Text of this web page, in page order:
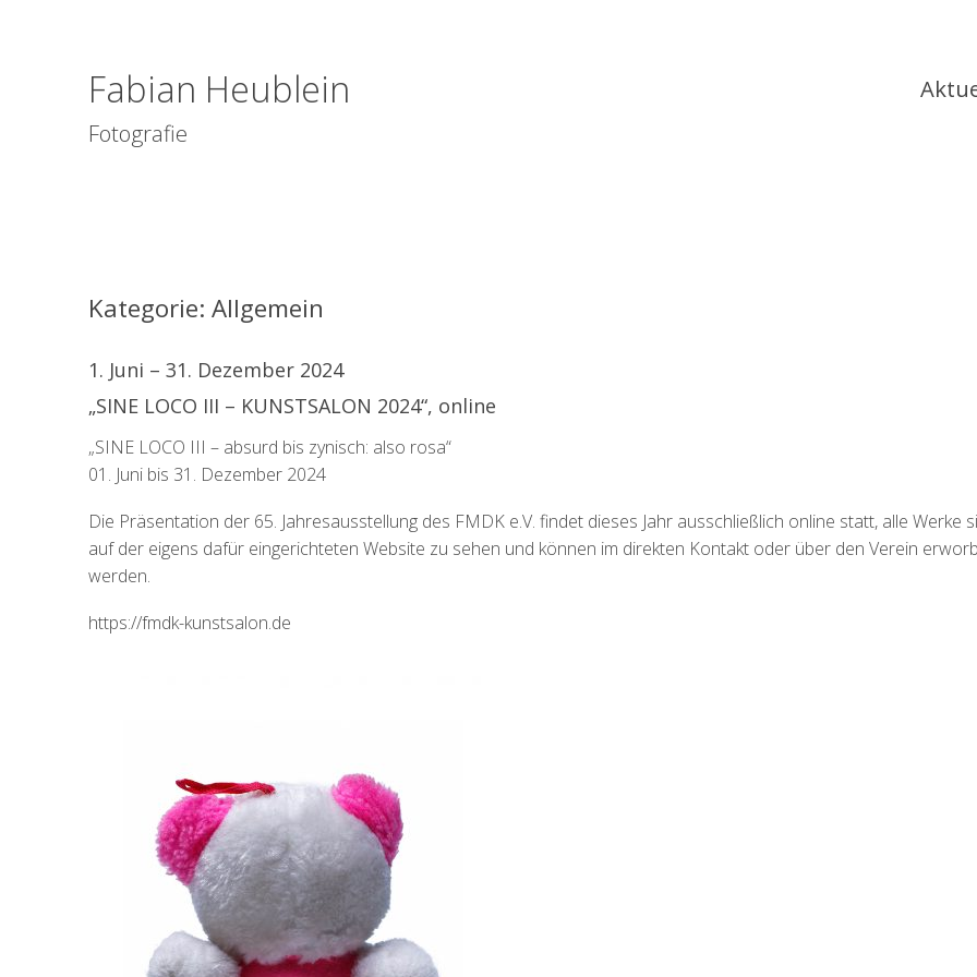
Fabian Heublein
Fotografie
Kategorie: Allgemein
1. Juni – 31. Dezember 2024
„SINE LOCO III – KUNSTSALON 2024“, online
„SINE LOCO III – absurd bis zynisch: also rosa“
01. Juni bis 31. Dezember 2024
Die Präsentation der 65. Jahresausstellung des FMDK e.V. findet dieses Jahr ausschließlich online statt, alle Werke
auf der eigens dafür eingerichteten Website zu sehen und können im direkten Kontakt oder über den Verein
werden.
https://fmdk-kunstsalon.de